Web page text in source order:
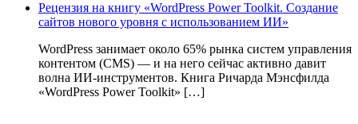
Рецензия на книгу «WordPress Power Toolkit. Создание
сайтов нового уровня с использованием ИИ»
WordPress занимает около 65% рынка систем управления
контентом (CMS) — и на него сейчас активно давит
волна ИИ‑инструментов. Книга Ричарда Мэнсфилда
«WordPress Power Toolkit» […]